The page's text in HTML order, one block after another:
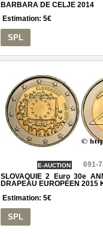
BARBARA DE CELJE 2014
Estimation:5€
SPL
E-AUCTION
691-
SLOVAQUIE 2 Euro 30e
DRAPEAU EUROPÉEN 2015
Estimation:5€
SPL